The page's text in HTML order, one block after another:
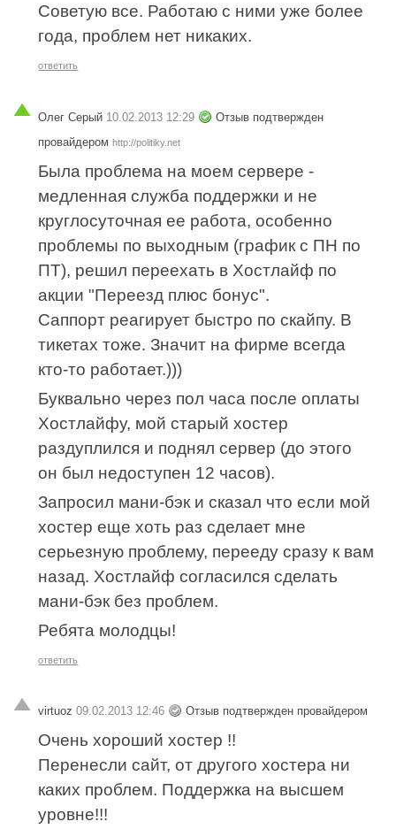
Советую все. Работаю с ними уже более
года, проблем нет никаких.
ответить
Олег Серый 10.02.2013 12:29
Отзыв подтвержден
провайдером http://politiky.net
Была проблема на моем сервере -
медленная служба поддержки и не
круглосуточная ее работа, особенно
проблемы по выходным (график с ПН по
ПТ), решил переехать в Хостлайф по
акции "Переезд плюс бонус".
Саппорт реагирует быстро по скайпу. В
тикетах тоже. Значит на фирме всегда
кто-то работает.)))
Буквально через пол часа после оплаты
Хостлайфу, мой старый хостер
раздуплился и поднял сервер (до этого
он был недоступен 12 часов).
Запросил мани-бэк и сказал что если мой
хостер еще хоть раз сделает мне
серьезную проблему, перееду сразу к вам
назад. Хостлайф согласился сделать
мани-бэк без проблем.
Ребята молодцы!
ответить
virtuoz 09.02.2013 12:46 Отзыв подтвержден провайдером
Очень хороший хостер !!
Перенесли сайт, от другого хостера ни
каких проблем. Поддержка на высшем
уровне!!!